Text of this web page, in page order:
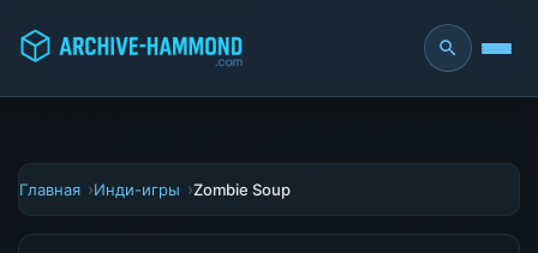
Главная Инди-игры Zombie Soup